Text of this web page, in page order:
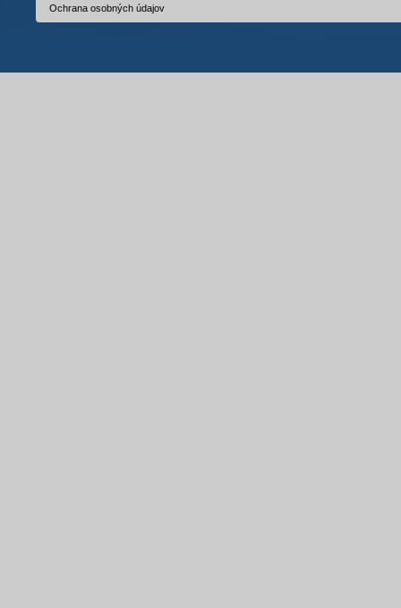
Ochrana osobných údajov